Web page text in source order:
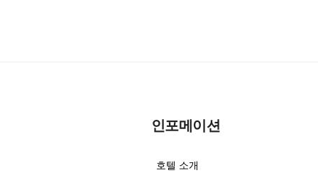
인포메이션
호텔 소개